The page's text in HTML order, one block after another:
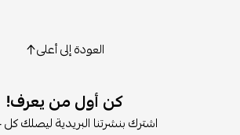
العودة إلى أعلى
كن أول من يعرف!
اشترك بنشرتنا البريدية ليصلك كل جديد.